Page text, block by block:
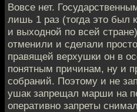
Вовсе нет.
лишь 1 раз (тогда это был
и выходной по всей
отменили и сделали
правящей верхушки он в
понятным причинам, ну и
собраний. Поэтому и не
ушак запрещал марши на
оперативно запреты